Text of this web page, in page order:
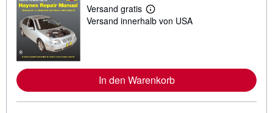
Versand gratis
W
e
e
I
n
f
o
Versand innerhalb von USA
In den Warenkorb